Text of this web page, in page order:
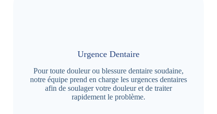
Urgence Dentaire
Pour toute douleur ou blessure dentaire soudaine,
notre équipe prend en charge les urgences dentaires
afin de soulager votre douleur et de traiter
rapidement le problème.